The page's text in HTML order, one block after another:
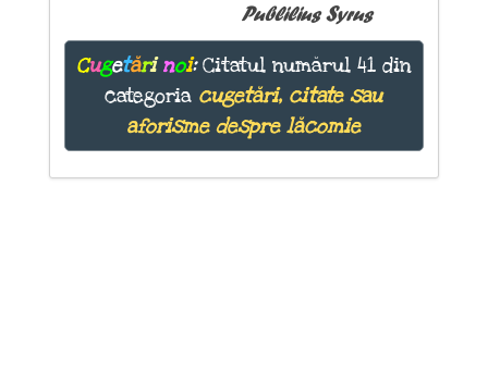
Publilius Syrus
Cugetări noi:Citatul numărul 41 din
categoria cugetări, citate sau
aforisme despre lăcomie